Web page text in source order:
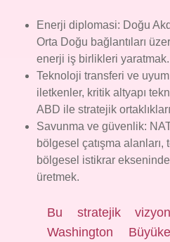
Enerji diplomasi: Doğu
Orta Doğu bağlantıları
enerji iş birlikleri yaratmak.
Teknoloji transferi ve
iletkenler, kritik altyapı
ABD ile stratejik
Savunma ve güvenlik:
bölgesel çatışma
bölgesel istikrar
üretmek.
Bu stratejik
Washington